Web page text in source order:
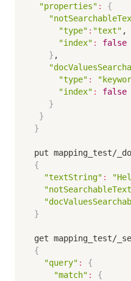
"properties" :
{
"type" : "text" ,
"index" :
false
} ,
"type" :
"index" :
false
}
}
}
{
"textString" :
}
{
"query" :
{
"match" :
{